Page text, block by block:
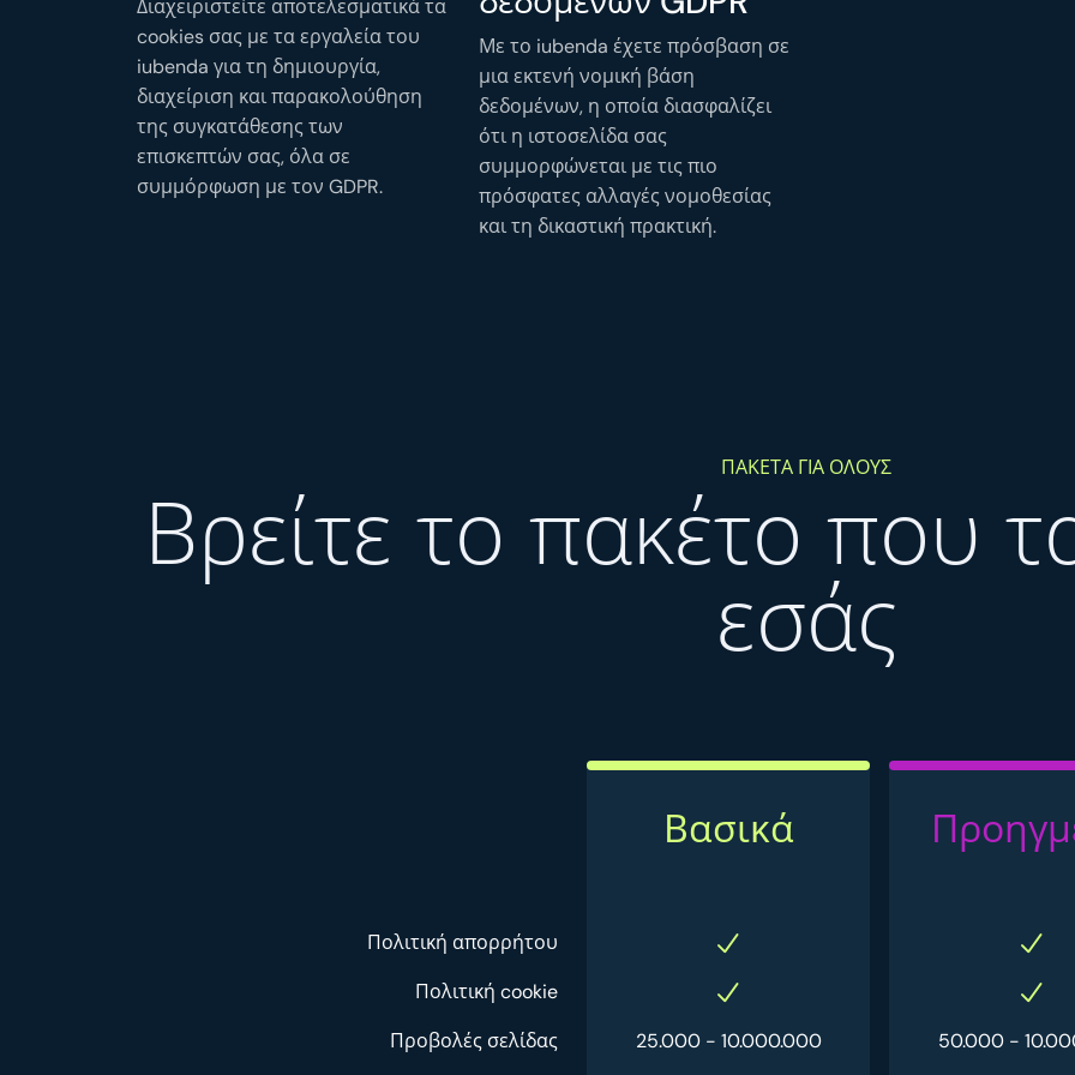
Διαχειριστείτε αποτελεσματικά τα
cookies σας με τα εργαλεία του
iubenda για τη δημιουργία,
διαχείριση και παρακολούθηση
της συγκατάθεσης των
επισκεπτών σας, όλα σε
συμμόρφωση με τον GDPR.
Με το iubenda έχετε πρόσβαση σε
μια εκτενή νομική βάση
δεδομένων, η οποία διασφαλίζει
ότι η ιστοσελίδα σας
συμμορφώνεται με τις πιο
πρόσφατες αλλαγές νομοθεσίας
και τη δικαστική πρακτική.
ΠΑΚΈΤΑ ΓΙΑ ΌΛΟΥΣ
Βρείτε το πακέτο που
εσάς
Βασικά
Πολιτική απορρήτου
Πολιτική cookie
Προβολές σελίδας
25.000 - 10.000.000 50.000 -